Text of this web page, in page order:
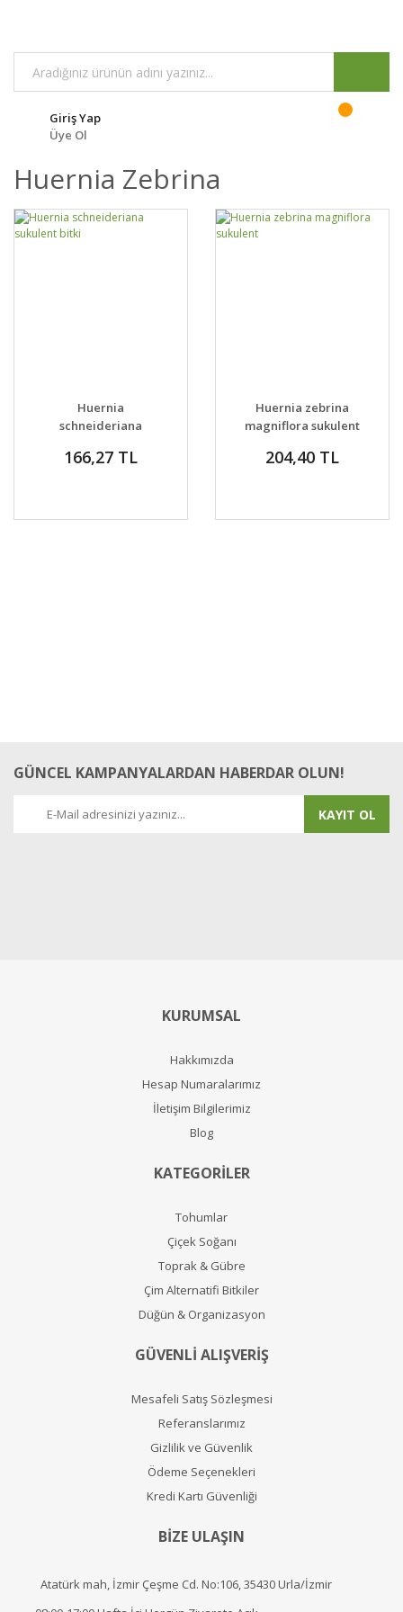
Giriş Yap
Üye Ol
Huernia Zebrina
DETAYLAR
VER
Huernia
schneideriana
166,27 TL
DETAYLAR
VER
Huernia zebrina
magniflora sukulent
204,40 TL
GÜNCEL KAMPANYALARDAN HABERDAR OLUN!
KAYIT OL
KURUMSAL
Hakkımızda
Hesap Numaralarımız
İletişim Bilgilerimiz
Blog
KATEGORİLER
Tohumlar
Çiçek Soğanı
Toprak & Gübre
Çim Alternatifi Bitkiler
Düğün & Organizasyon
GÜVENLİ ALIŞVERİŞ
Mesafeli Satış Sözleşmesi
Referanslarımız
Gizlilik ve Güvenlik
Ödeme Seçenekleri
Kredi Kartı Güvenliği
BİZE ULAŞIN
Atatürk mah, İzmir Çeşme Cd. No:106, 35430 Urla/İzmir